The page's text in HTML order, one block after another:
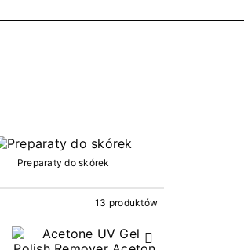
Preparaty do skórek
13 produktów